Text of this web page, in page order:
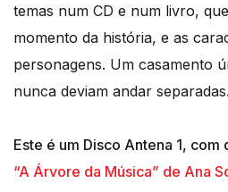
temas num CD e num livro,
momento da história, e as
personagens. Um casamento
nunca deviam andar separadas.
Este é um Disco Antena 1, com
“A Árvore da Música” de Ana